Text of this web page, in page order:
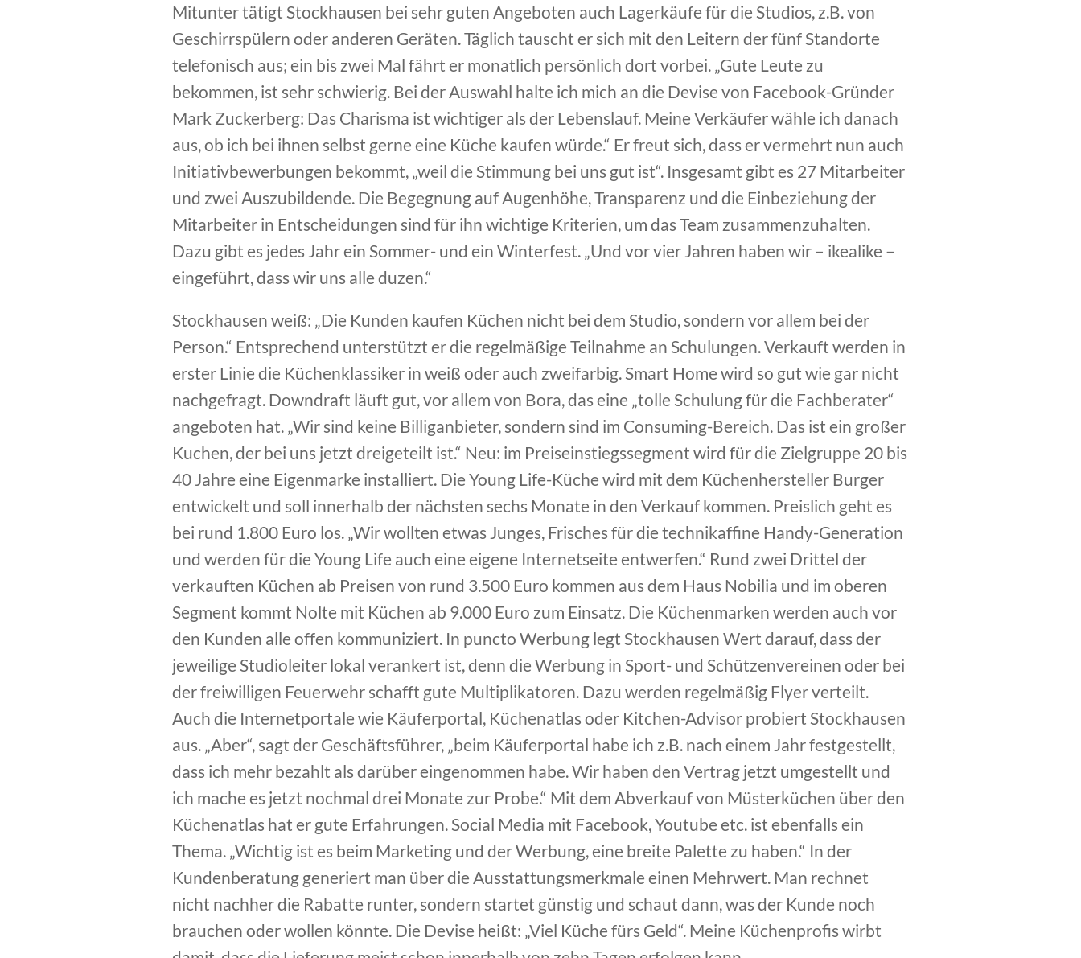
Mitunter tätigt Stockhausen bei sehr guten Angeboten auch Lagerkäufe für die Studios, z.B. von
Geschirrspülern oder anderen Geräten. Täglich tauscht er sich mit den Leitern der fünf Standorte
telefonisch aus; ein bis zwei Mal fährt er monatlich persönlich dort vorbei. „Gute Leute zu
bekommen, ist sehr schwierig. Bei der Auswahl halte ich mich an die Devise von Facebook-Gründer
Mark Zuckerberg: Das Charisma ist wichtiger als der Lebenslauf. Meine Verkäufer wähle ich danach
aus, ob ich bei ihnen selbst gerne eine Küche kaufen würde.“ Er freut sich, dass er vermehrt nun auch
Initiativbewerbungen bekommt, „weil die Stimmung bei uns gut ist“. Insgesamt gibt es 27 Mitarbeiter
und zwei Auszubildende. Die Begegnung auf Augenhöhe, Transparenz und die Einbeziehung der
Mitarbeiter in Entscheidungen sind für ihn wichtige Kriterien, um das Team zusammenzuhalten.
Dazu gibt es jedes Jahr ein Sommer- und ein Winterfest. „Und vor vier Jahren haben wir – ikealike –
eingeführt, dass wir uns alle duzen.“
Stockhausen weiß: „Die Kunden kaufen Küchen nicht bei dem Studio, sondern vor allem bei der
Person.“ Entsprechend unterstützt er die regelmäßige Teilnahme an Schulungen. Verkauft werden in
erster Linie die Küchenklassiker in weiß oder auch zweifarbig. Smart Home wird so gut wie gar nicht
nachgefragt. Downdraft läuft gut, vor allem von Bora, das eine „tolle Schulung für die Fachberater“
angeboten hat. „Wir sind keine Billiganbieter, sondern sind im Consuming-Bereich. Das ist ein großer
Kuchen, der bei uns jetzt dreigeteilt ist.“ Neu: im Preiseinstiegssegment wird für die Zielgruppe 20 bis
40 Jahre eine Eigenmarke installiert. Die Young Life-Küche wird mit dem Küchenhersteller Burger
entwickelt und soll innerhalb der nächsten sechs Monate in den Verkauf kommen. Preislich geht es
bei rund 1.800 Euro los. „Wir wollten etwas Junges, Frisches für die technikaffine Handy-Generation
und werden für die Young Life auch eine eigene Internetseite entwerfen.“ Rund zwei Drittel der
verkauften Küchen ab Preisen von rund 3.500 Euro kommen aus dem Haus Nobilia und im oberen
Segment kommt Nolte mit Küchen ab 9.000 Euro zum Einsatz. Die Küchenmarken werden auch vor
den Kunden alle offen kommuniziert. In puncto Werbung legt Stockhausen Wert darauf, dass der
jeweilige Studioleiter lokal verankert ist, denn die Werbung in Sport- und Schützenvereinen oder bei
der freiwilligen Feuerwehr schafft gute Multiplikatoren. Dazu werden regelmäßig Flyer verteilt.
Auch die Internetportale wie Käuferportal, Küchenatlas oder Kitchen-Advisor probiert Stockhausen
aus. „Aber“, sagt der Geschäftsführer, „beim Käuferportal habe ich z.B. nach einem Jahr festgestellt,
dass ich mehr bezahlt als darüber eingenommen habe. Wir haben den Vertrag jetzt umgestellt und
ich mache es jetzt nochmal drei Monate zur Probe.“ Mit dem Abverkauf von Müsterküchen über den
Küchenatlas hat er gute Erfahrungen. Social Media mit Facebook, Youtube etc. ist ebenfalls ein
Thema. „Wichtig ist es beim Marketing und der Werbung, eine breite Palette zu haben.“ In der
Kundenberatung generiert man über die Ausstattungsmerkmale einen Mehrwert. Man rechnet
nicht nachher die Rabatte runter, sondern startet günstig und schaut dann, was der Kunde noch
brauchen oder wollen könnte. Die Devise heißt: „Viel Küche fürs Geld“. Meine Küchenprofis wirbt